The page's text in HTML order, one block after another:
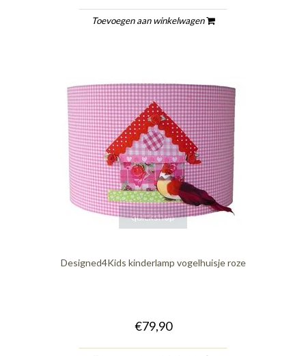
Toevoegen aan winkelwagen
quickshop
Designed4Kids kinderlamp vogelhuisje roze
€79,90